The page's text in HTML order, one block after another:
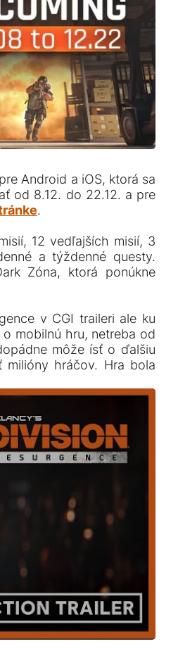
Android a iOS, ktorá sa
od 8.12. do 22.12. a pre
.
12 vedľajších misií, 3
a týždenné questy.
Zóna, ktorá ponúkne
v CGI traileri ale ku
mobilnú hru, netreba od
môže ísť o ďalšiu
milióny hráčov. Hra bola